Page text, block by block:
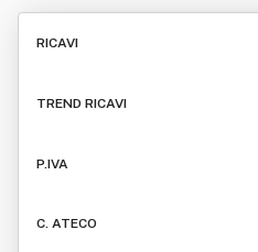
RICAVI
TREND RICAVI
P.IVA
C. ATECO